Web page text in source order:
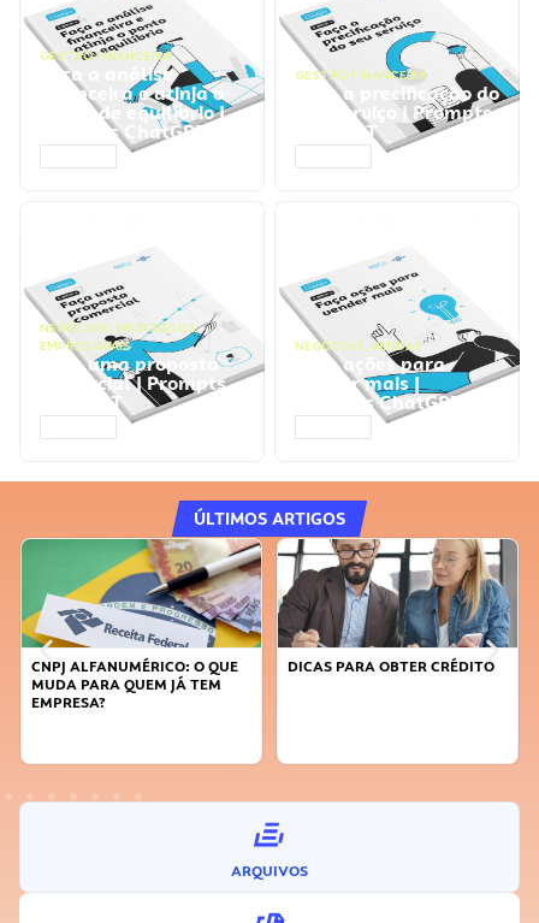
GESTÃO FINANCEIRA
Faça a análise
financeira e atinja o
ponto de equilíbrio |
Prompts ChatGPT
GESTÃO FINANCEIRA
Faça a precificação do
seu serviço | Prompts
ChatGPT
NEGÓCIOS, PROCESSOS
EMPRESARIAIS
Faça uma proposta
comercial | Prompts
ChatGPT
NEGÓCIOS, VENDAS
Faça ações para
vender mais |
Prompts ChatGPT
ÚLTIMOS ARTIGOS
CNPJ ALFANUMÉRICO: O QUE
MUDA PARA QUEM JÁ TEM
EMPRESA?
DICAS PARA OBTER CRÉDITO
ARQUIVOS